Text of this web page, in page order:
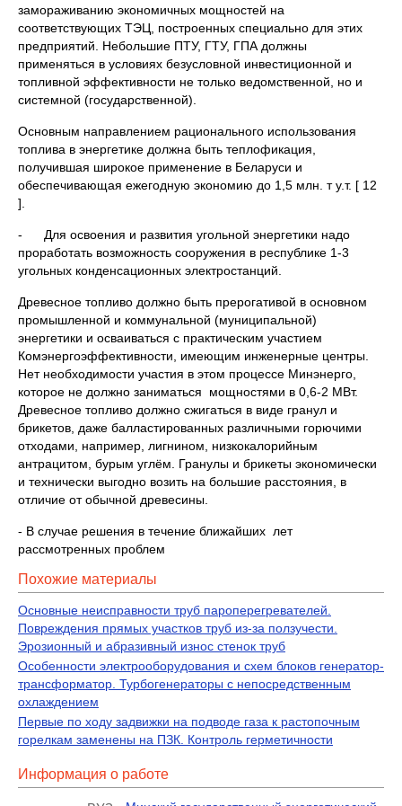
замораживанию экономичных мощностей на
соответствующих ТЭЦ, построенных специально для этих
предприятий. Небольшие ПТУ, ГТУ, ГПА должны
применяться в условиях безусловной инвестиционной и
топливной эффективности не только ведомственной, но и
системной (государственной).
Основным направлением рационального использования
топлива в энергетике должна быть теплофикация,
получившая широкое применение в Беларуси и
обеспечивающая ежегодную экономию до 1,5 млн. т у.т. [ 12
].
- Для освоения и развития угольной энергетики надо
проработать возможность сооружения в республике 1-3
угольных конденсационных электростанций.
Древесное топливо должно быть прерогативой в основном
промышленной и коммунальной (муниципальной)
энергетики и осваиваться с практическим участием
Комэнергоэффективности, имеющим инженерные центры.
Нет необходимости участия в этом процессе Минэнерго,
которое не должно заниматься мощностями в 0,6-2 МВт.
Древесное топливо должно сжигаться в виде гранул и
брикетов, даже балластированных различными горючими
отходами, например, лигнином, низкокалорийным
антрацитом, бурым углём. Гранулы и брикеты экономически
и технически выгодно возить на большие расстояния, в
отличие от обычной древесины.
- В случае решения в течение ближайших лет
рассмотренных проблем
Похожие материалы
Основные неисправности труб пароперегревателей.
Повреждения прямых участков труб из-за ползучести.
Эрозионный и абразивный износ стенок труб
Особенности электрооборудования и схем блоков генератор-
трансформатор. Турбогенераторы с непосредственным
охлаждением
Первые по ходу задвижки на подводе газа к растопочным
горелкам заменены на ПЗК. Контроль герметичности
Информация о работе